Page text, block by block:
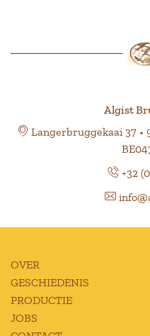
Algist
Langerbruggekaai 37 •
+32
OVER
GESCHIEDENIS
PRODUCTIE
JOBS